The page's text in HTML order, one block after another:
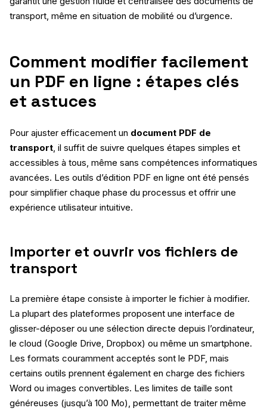
transport, même en situation de mobilité ou d’urgence.
Comment modifier facilement
un PDF en ligne : étapes clés
et astuces
Pour ajuster efficacement un document PDF de
transport , il suffit de suivre quelques étapes simples et
accessibles à tous, même sans compétences informatiques
avancées. Les outils d’édition PDF en ligne ont été pensés
pour simplifier chaque phase du processus et offrir une
expérience utilisateur intuitive.
Importer et ouvrir vos fichiers de
transport
La première étape consiste à importer le fichier à modifier.
La plupart des plateformes proposent une interface de
glisser-déposer ou une sélection directe depuis l’ordinateur,
le cloud (Google Drive, Dropbox) ou même un smartphone.
Les formats couramment acceptés sont le PDF, mais
certains outils prennent également en charge des fichiers
Word ou images convertibles. Les limites de taille sont
généreuses (jusqu’à 100 Mo), permettant de traiter même